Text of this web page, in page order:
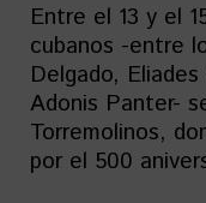
Entre el 13 y el
cubanos -entre
Delgado,
Adonis Panter-
Torremolinos,
por el 500